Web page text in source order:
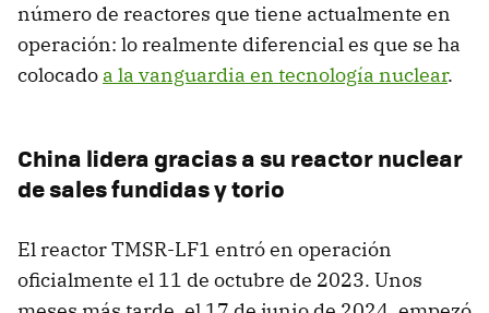
número de reactores que tiene actualmente en
operación: lo realmente diferencial es que se ha
colocado a la vanguardia en tecnología nuclear.
China lidera gracias a su reactor nuclear
de sales fundidas y torio
El reactor TMSR-LF1 entró en operación
oficialmente el 11 de octubre de 2023. Unos